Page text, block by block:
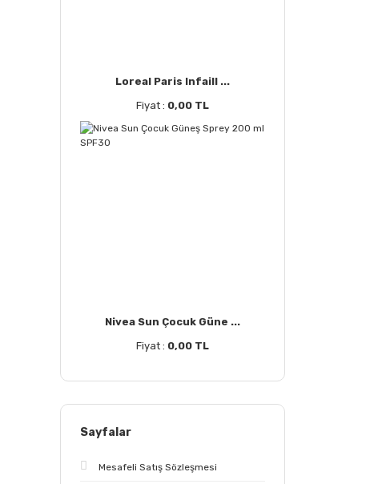
Loreal Paris Infaill ...
Fiyat : 0,00 TL
Nivea Sun Çocuk Güne ...
Fiyat : 0,00 TL
Sayfalar
Mesafeli Satış Sözleşmesi